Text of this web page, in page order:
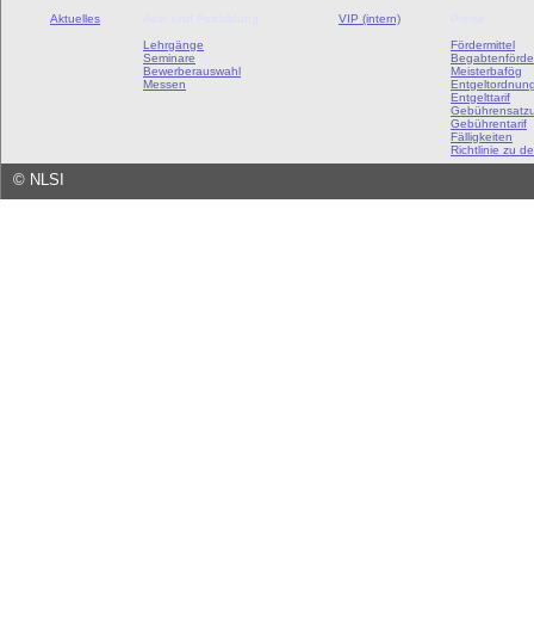
Aktuelles
Lehrgänge
Seminare
Bewerberauswahl
Messen
VIP (intern)
Fördermittel
Meisterbafög
Entgelttarif
Gebührentarif
Fälligkeiten
Richtlinie zu
© NLSI